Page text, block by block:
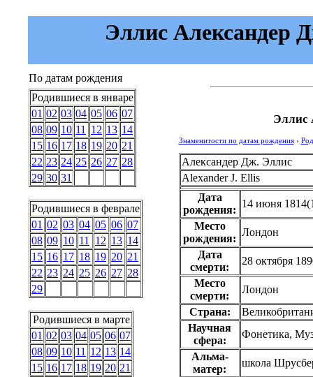
Эллис Александер
По датам рождения
Родившиеся в январе
01 02 03 04 05 06 07
08 09 10 11 12 13 14
15 16 17 18 19 20 21
22 23 24 25 26 27 28
29 30 31
Родившиеся в феврале
01 02 03 04 05 06 07
08 09 10 11 12 13 14
15 16 17 18 19 20 21
22 23 24 25 26 27 28
29
Родившиеся в марте
01 02 03 04 05 06 07
08 09 10 11 12 13 14
15 16 17 18 19 20 21
Эллис
Знаменитости по датам рождения›
Александер Дж. Эллис
Alexander J. Ellis
Дата
рождения:
14 июня 1814(
Место
рождения:
Лондон
Дата
смерти:
28 октября
Место
смерти:
Лондон
Страна:
Научная
сфера:
Фонетика,
Альма-
матер:
школа